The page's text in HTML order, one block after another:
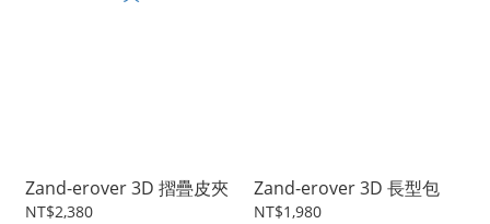
Zand-erover 3D 摺疊皮夾
NT$2,380
Zand-erover 3D 長型包
NT$1,980